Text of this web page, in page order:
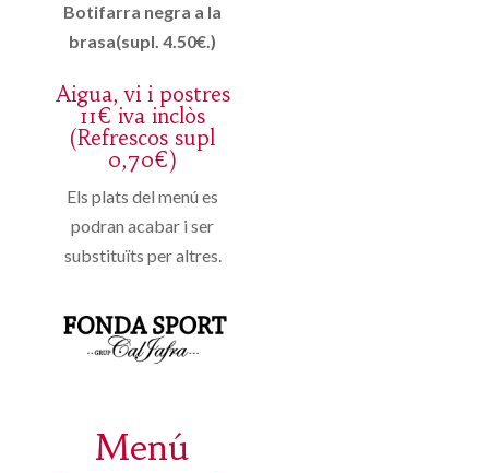
Botifarra negra a la
brasa(supl. 4.50€.)
Aigua, vi i postres
11€ iva inclòs
(Refrescos supl
0,70€)
Els plats del menú es
podran acabar i ser
substituïts per altres.
Menú